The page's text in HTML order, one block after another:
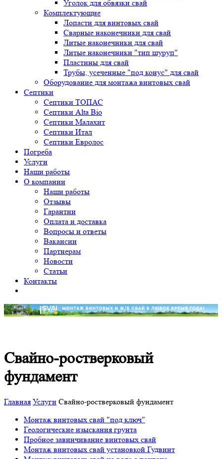
Уголок для обвязки свай
Комплектующие
Лопасти для винтовых свай
Сварные наконечники для свай
Литые наконечники для свай
Литые наконечники "тип шуруп"
Пластины для свай
Трубы, усеченные "под конус" для свай
Оборудование для монтажа винтовых свай
Септики
Септики ТОПАС
Септики Alta Bio
Септики Малахит
Септики Итал
Септики Евролос
Погреба
Услуги
Наши работы
О компании
Наши работы
Отзывы
Гарантии
Оплата и доставка
Вопросы и ответы
Вакансии
Партнерам
Новости
Статьи
Контакты
Свайно-ростверковый
фундамент
Главная Услуги Свайно-ростверковый фундамент
Монтаж винтовых свай "под ключ"
Геологические изыскания грунта
Пробное завинчивание винтовых свай
Монтаж винтовых свай установкой Гудвинт